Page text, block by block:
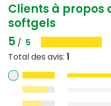
Clients à propos
softgels
5 / 5
Total des avis: 1